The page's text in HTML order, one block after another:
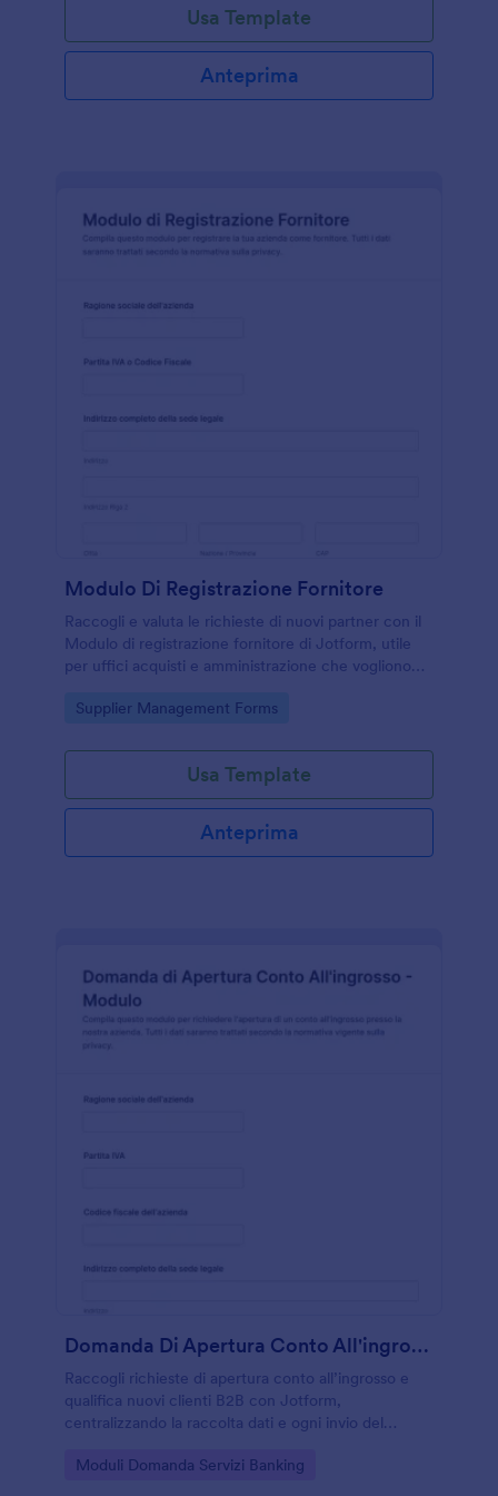
Usa Template
Anteprima
Modulo Di Registrazione Fornitore
Raccogli e valuta le richieste di nuovi partner con il
Modulo di registrazione fornitore di Jotform, utile
per uffici acquisti e amministrazione che vogliono
modulo in modo ordinato.
Go to Category:
Supplier Management Forms
Usa Template
Anteprima
Domanda Di Apertura Conto All'ingrosso Modulo
Raccogli richieste di apertura conto all’ingrosso e
qualifica nuovi clienti B2B con Jotform,
centralizzando la raccolta dati e ogni invio del
online.
Go to Category:
Moduli Domanda Servizi Banking